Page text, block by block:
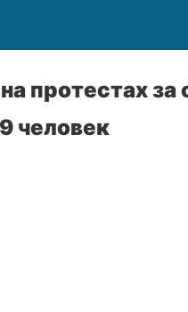
протестах за
человек